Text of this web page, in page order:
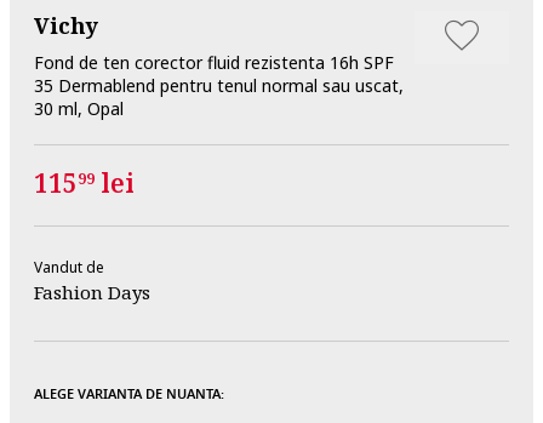
Vichy
Fond de ten corector fluid rezistenta 16h SPF
35 Dermablend pentru tenul normal sau uscat,
30 ml, Opal
11599 lei
Vandut de
Fashion Days
ALEGE VARIANTA DE NUANTA: